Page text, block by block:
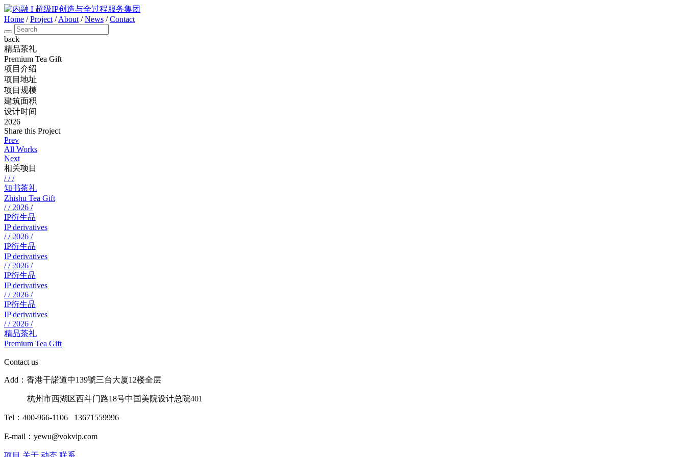
Home /Project /About /News /Contact
back
精品茶礼
Premium Tea Gift
项目介绍
项目地址
项目规模
建筑面积
设计时间
2026
Share this Project
Prev
All Works
Next
相关项目
/ / /
知书茶礼
Zhishu Tea Gift
/ / 2026 /
IP衍生品
IP derivatives
/ / 2026 /
IP衍生品
IP derivatives
/ / 2026 /
IP衍生品
IP derivatives
/ / 2026 /
IP衍生品
IP derivatives
/ / 2026 /
精品茶礼
Premium Tea Gift
Contact us
Add：香港干諾道中139號三台大厦12楼全层
杭州市西湖区西斗门路18号中国美院设计总院401
Tel：400-966-1106 13671559996
E-mail：yewu@vokvip.com
项目 关于 动态 联系